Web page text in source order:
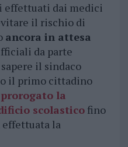
effettuati dai medici
il rischio di
ancora in attesa
da parte
il sindaco
il primo cittadino
prorogato la
scolasticofino
effettuata la